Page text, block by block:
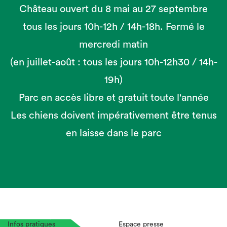
Château ouvert du 8 mai au 27 septembre
tous les jours 10h-12h / 14h-18h. Fermé le
mercredi matin
(en juillet-août : tous les jours 10h-12h30 / 14h-
19h)
Parc en accès libre et gratuit toute l'année
Les chiens doivent impérativement être tenus
en laisse dans le parc
Infos pratiques Espace presse